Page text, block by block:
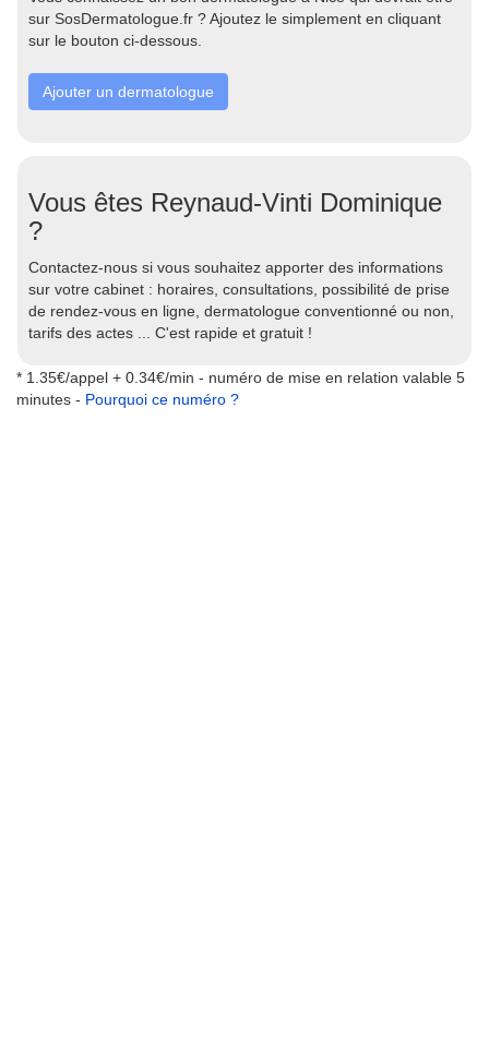
sur SosDermatologue.fr ? Ajoutez le simplement en cliquant
sur le bouton ci-dessous.
Ajouter un dermatologue
Vous êtes Reynaud-Vinti Dominique
?
Contactez-nous si vous souhaitez apporter des informations
sur votre cabinet : horaires, consultations, possibilité de prise
de rendez-vous en ligne, dermatologue conventionné ou non,
tarifs des actes ... C'est rapide et gratuit !
* 1.35€/appel + 0.34€/min - numéro de mise en relation valable 5
minutes - Pourquoi ce numéro ?